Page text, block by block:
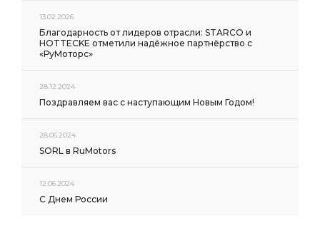
13.02.2026
Благодарность от лидеров отрасли: STARCO и
HOTTECKE отметили надёжное партнёрство с
«РуМоторс»
28.12.2024
Поздравляем вас с наступающим Новым Годом!
28.06.2024
SORL в RuMotors
12.06.2024
С Днем России